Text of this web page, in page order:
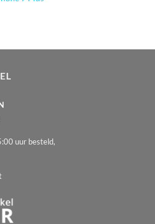
uur besteld,